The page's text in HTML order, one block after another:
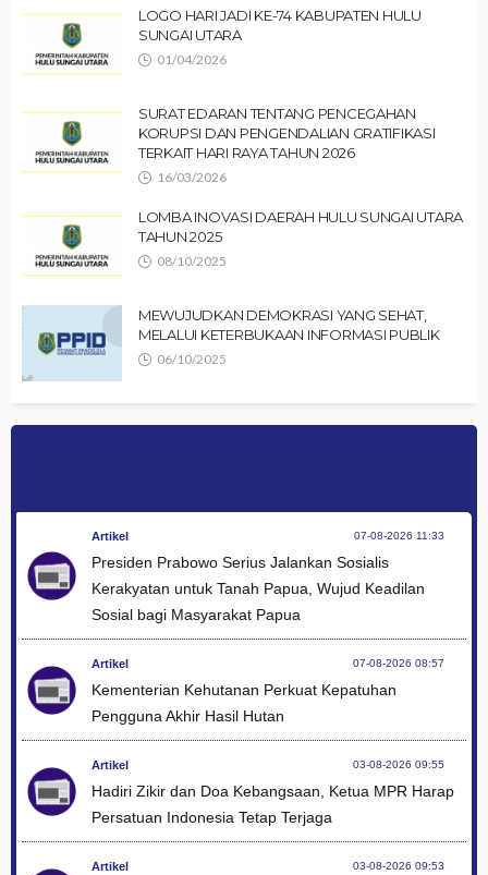
LOGO HARI JADI KE-74 KABUPATEN HULU
SUNGAI UTARA
01/04/2026
SURAT EDARAN TENTANG PENCEGAHAN
KORUPSI DAN PENGENDALIAN GRATIFIKASI
TERKAIT HARI RAYA TAHUN 2026
16/03/2026
LOMBA INOVASI DAERAH HULU SUNGAI UTARA
TAHUN 2025
08/10/2025
MEWUJUDKAN DEMOKRASI YANG SEHAT,
MELALUI KETERBUKAAN INFORMASI PUBLIK
06/10/2025
Artikel 07-08-2026 11:33
Presiden Prabowo Serius Jalankan Sosialis
Kerakyatan untuk Tanah Papua, Wujud Keadilan
Sosial bagi Masyarakat Papua
Artikel 07-08-2026 08:57
Kementerian Kehutanan Perkuat Kepatuhan
Pengguna Akhir Hasil Hutan
Artikel 03-08-2026 09:55
Hadiri Zikir dan Doa Kebangsaan, Ketua MPR Harap
Persatuan Indonesia Tetap Terjaga
Artikel 03-08-2026 09:53